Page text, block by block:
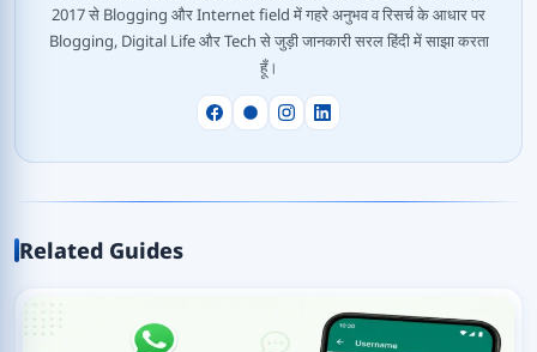
2017 से Blogging और Internet field में गहरे अनुभव व रिसर्च के आधार पर
Blogging, Digital Life और Tech से जुड़ी जानकारी सरल हिंदी में साझा करता
हूँ।
Related Guides